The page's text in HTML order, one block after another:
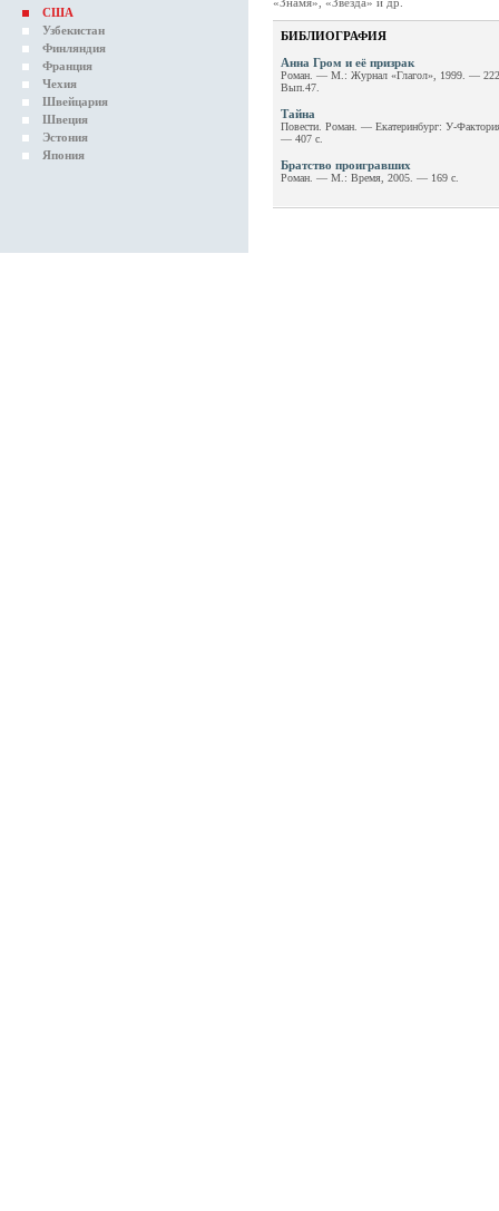
США
Узбекистан
Финляндия
Франция
Чехия
Швейцария
Швеция
Эстония
Япония
БИБЛИОГРАФИЯ
Анна Гром и её призрак
Роман. — М.: Журнал «Глагол», 1999. —
Вып.47.
Тайна
Повести. Роман. — Екатеринбург: У-
— 407 с.
Братство проигравших
Роман. — М.: Время, 2005. — 169 с.